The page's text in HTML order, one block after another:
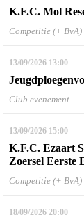
K.F.C. Mol
Competitie (+ BvA)
13/09/2026 13:00
Club evenement
13/09/2026 15:00
K.F.C. Ezaart
Zoersel Eerste
Competitie (+ BvA)
18/09/2026 20:00